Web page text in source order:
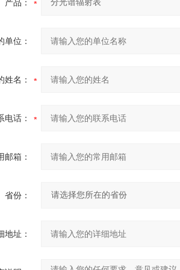
产品：
单位：
姓名：
电话：
邮箱：
省份：
地址：